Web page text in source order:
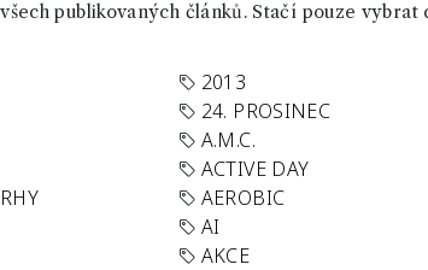
publikovaných článků. Stačí pouze
2013
24. PROSINEC
A.M.C.
ACTIVE DAY
AEROBIC
AI
AKCE